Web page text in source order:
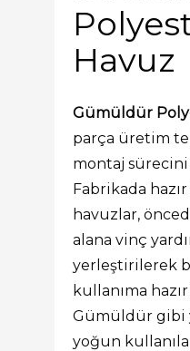
Havuz
Gümüldür
parça üretim
montaj
Fabrikada
havuzlar,
alana vinç
yerleştirilerek
kullanıma
Gümüldür gibi
yoğun